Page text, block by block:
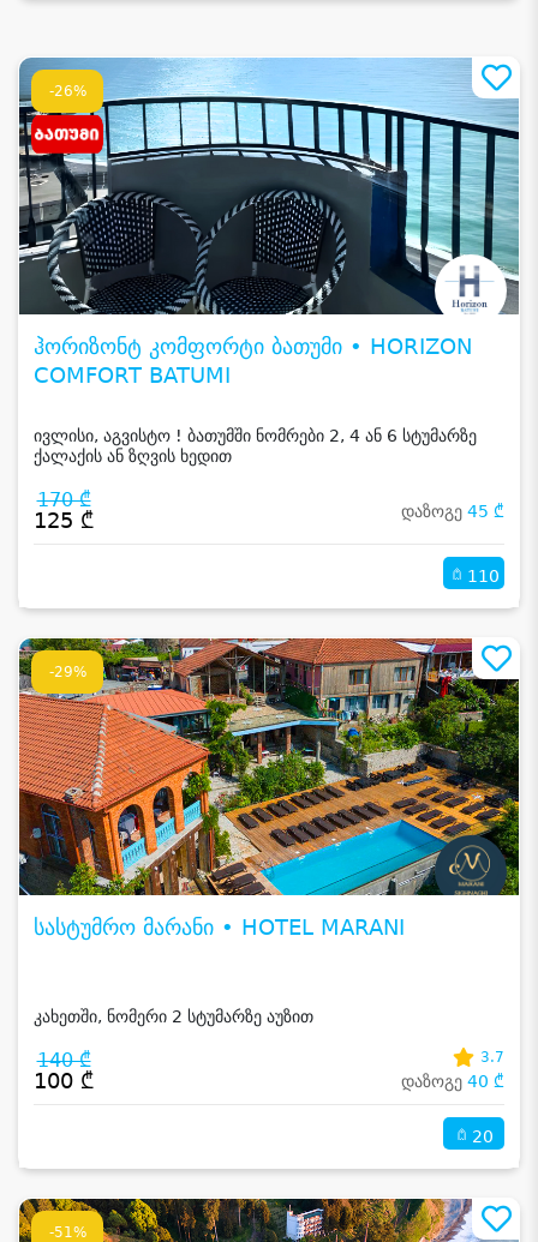
-26%
ჰორიზონტ კომფორტი ბათუმი • HORIZON
COMFORT BATUMI
ივლისი, აგვისტო ! ბათუმში ნომრები 2, 4 ან 6 სტუმარზე
ქალაქის ან ზღვის ხედით
170 ₾
125 ₾ დაზოგე 45 ₾
110
-29%
სასტუმრო მარანი • HOTEL MARANI
კახეთში, ნომერი 2 სტუმარზე აუზით
140 ₾
100 ₾
3.7
დაზოგე 40 ₾
20
-51%